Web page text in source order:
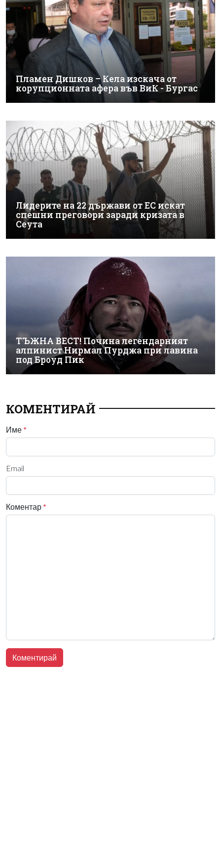
Пламен Дишков – Кела изскача от
корупционната афера във ВиК - Бургас
Лидерите на 22 държави от ЕС искат
спешни преговори заради кризата в
Сеута
ТЪЖНА ВЕСТ! Почина легендарният
алпинист Нирмал Пурджа при лавина
под Броуд Пик
КОМЕНТИРАЙ
Име *
Email
Коментар *